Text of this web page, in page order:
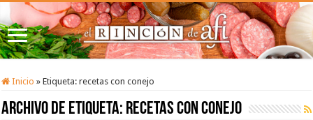
Inicio » Etiqueta:recetas con conejo
Archivo de etiqueta: recetas con conejo